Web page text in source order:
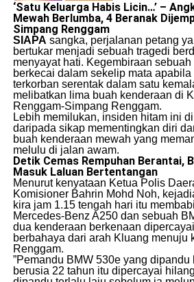
‘Satu Keluarga Habis Licin…’ –
Mewah Berlumba, 4 Beranak
Simpang Renggam
SIAPA sangka, perjalanan petang
bertukar menjadi sebuah tragedi
menyayat hati. Kegembiraan
berkecai dalam sekelip mata
terkorban serentak dalam satu
melibatkan lima buah kenderaan di
Renggam-Simpang Renggam.
​Lebih memilukan, insiden hitam ini
daripada sikap mementingkan diri
buah kenderaan mewah yang
melulu di jalan awam.
Detik Cemas Rempuhan Berantai,
Masuk Laluan Bertentangan
​Menurut kenyataan Ketua Polis
Komisioner Bahrin Mohd Noh,
kira jam 1.15 tengah hari itu
Mercedes-Benz A250 dan sebuah
dua kenderaan berkenaan
berbahaya dari arah Kluang menuju
Renggam.
​”Pemandu BMW 530e yang dipandu
berusia 22 tahun itu dipercayai